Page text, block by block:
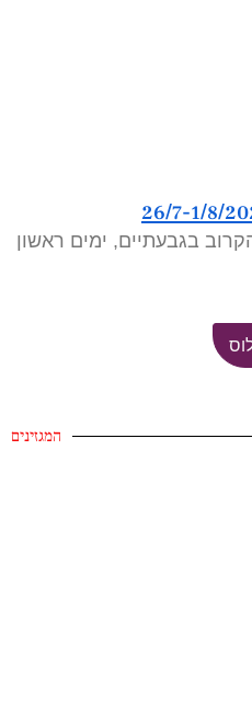
בגבעתיים, ימים ראשון
המגזינים